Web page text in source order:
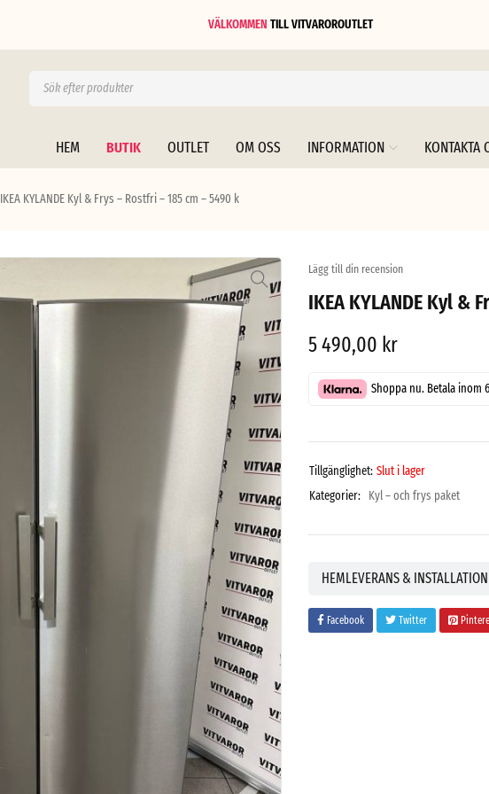
VÄLKOMMEN TILLVITVAROROUTLET
HEM BUTIK OUTLET OM OSS INFORMATION KONTAKTA
IKEA KYLANDE Kyl & Frys – Rostfri – 185 cm – 5490 k
Lägg till din recension
IKEA KYLANDE Kyl &
5 490,00 kr
Shoppa nu. Betala inom
Tillgänglighet: Slut i lager
Kategorier: Kyl – och frys paket
HEMLEVERANS & INSTALLATION
Facebook Twitter